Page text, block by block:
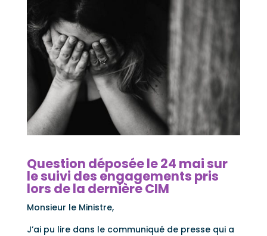
Question déposée le 24 mai sur
le suivi des engagements pris
lors de la dernière CIM
Monsieur le Ministre,
J’ai pu lire dans le communiqué de presse qui a